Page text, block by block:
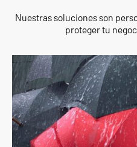
Nuestras soluciones son
proteger tu